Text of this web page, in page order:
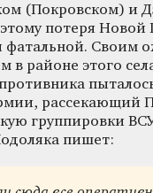
(Покровском) и
потеря Новой
фатальной. Своим
в районе этого
рассекающий
группировки
пишет: